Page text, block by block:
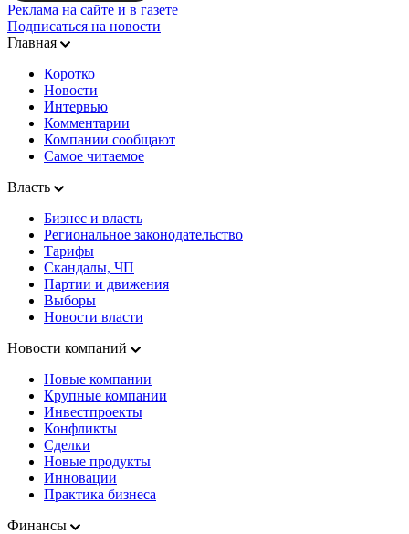
Реклама на сайте и в газете
Подписаться на новости
Главная
Коротко
Новости
Интервью
Комментарии
Компании сообщают
Самое читаемое
Власть
Бизнес и власть
Региональное законодательство
Тарифы
Скандалы, ЧП
Партии и движения
Выборы
Новости власти
Новости компаний
Новые компании
Крупные компании
Инвестпроекты
Конфликты
Сделки
Новые продукты
Инновации
Практика бизнеса
Финансы